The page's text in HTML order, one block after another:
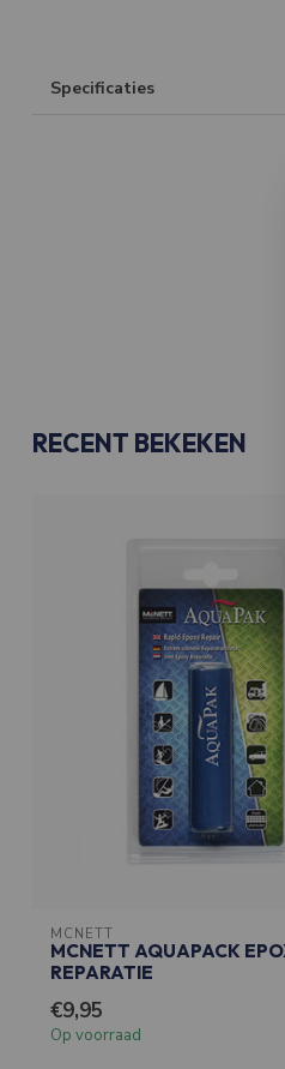
Specificaties
RECENT BEKEKEN
MCNETT
MCNETT AQUAPACK
REPARATIE
€9,95
Op voorraad